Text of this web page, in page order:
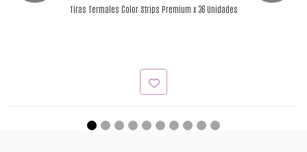
Tiras Termales Color Strips Premium x 36 Unidades